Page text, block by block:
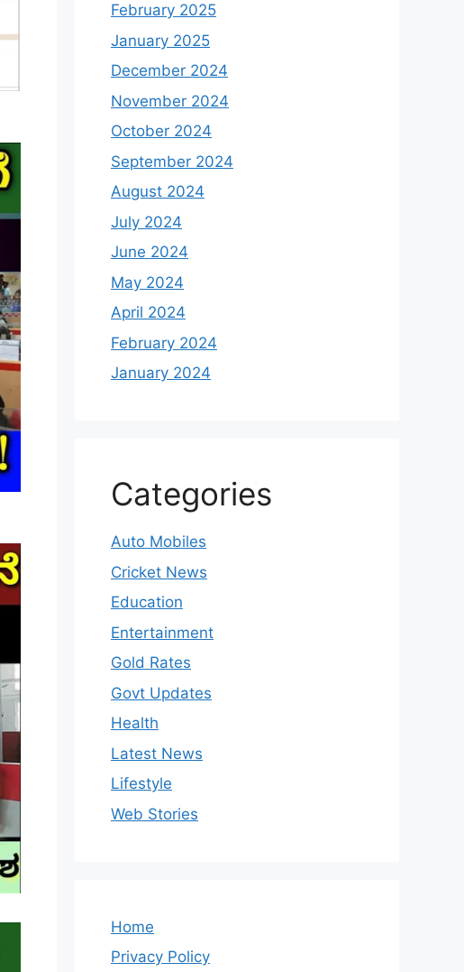
February 2025
January 2025
December 2024
November 2024
October 2024
September 2024
August 2024
July 2024
June 2024
May 2024
April 2024
February 2024
January 2024
Categories
Auto Mobiles
Cricket News
Education
Entertainment
Gold Rates
Govt Updates
Health
Latest News
Lifestyle
Web Stories
Home
Privacy Policy